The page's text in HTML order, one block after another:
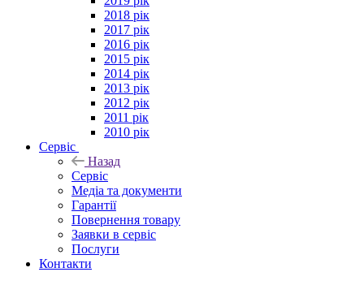
2018 рік
2017 рік
2016 рік
2015 рік
2014 рік
2013 рік
2012 рік
2011 рік
2010 рік
Сервіс
Назад
Сервіс
Медіа та документи
Гарантії
Повернення товару
Заявки в сервіс
Послуги
Контакти